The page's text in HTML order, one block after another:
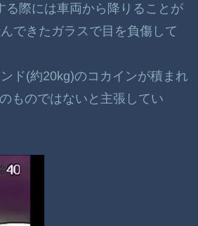
際には車両から降りることが
できたガラスで目を負傷して
ド(約20kg)のコカインが積まれ
ものではないと主張してい